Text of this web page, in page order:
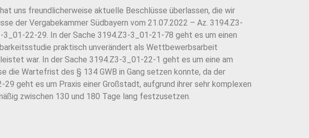
uns freundlicherweise aktuelle Beschlüsse überlassen, die wir
der Vergabekammer Südbayern vom 21.07.2022 – Az. 3194.Z3-
22-29. In der Sache 3194.Z3-3_01-21-78 geht es um einen
praktisch unverändert als Wettbewerbsarbeit
war. In der Sache 3194.Z3-3_01-22-1 geht es um eine am
die Wartefrist des § 134 GWB in Gang setzen konnte, da der
geht es um Praxis einer Großstadt, aufgrund ihrer sehr komplexen
zwischen 130 und 180 Tage lang festzusetzen.